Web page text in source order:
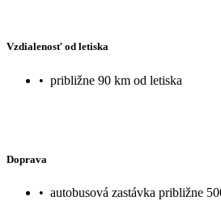
Vzdialenosť od letiska
• približne 90 km od letiska
Doprava
• autobusová zastávka približne